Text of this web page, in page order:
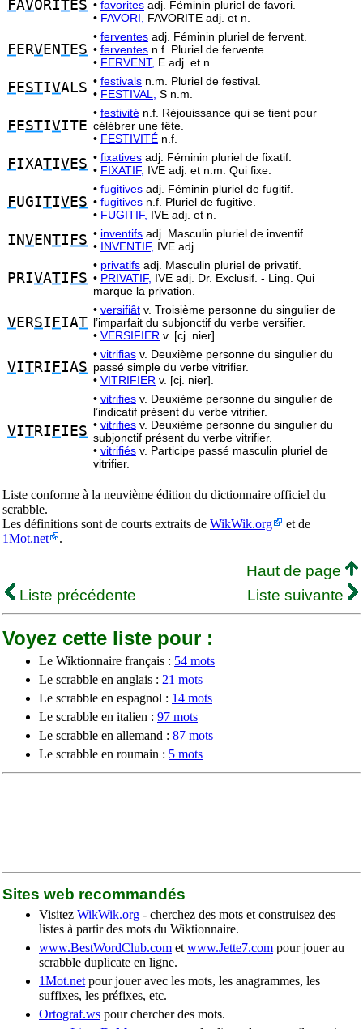
FAVORITES • favorites adj. Féminin pluriel de favori.
• FAVORI, FAVORITE adj. et n.
F ERVENTES
• ferventes adj. Féminin pluriel de fervent.
• ferventes n.f. Pluriel de fervente.
• FERVENT, E adj. et n.
F ESTIVALS • festivals n.m. Pluriel de festival.
• FESTIVAL, S n.m.
F ESTIVITE
• festivité n.f. Réjouissance qui se tient pour
célébrer une fête.
• FESTIVITÉ n.f.
FIXATIVES • fixatives adj. Féminin pluriel de fixatif.
• FIXATIF, IVE adj. et n.m. Qui fixe.
FUGITIVES
• fugitives adj. Féminin pluriel de fugitif.
• fugitives n.f. Pluriel de fugitive.
• FUGITIF, IVE adj. et n.
INVENTI FS • inventifs adj. Masculin pluriel de inventif.
• INVENTIF, IVE adj.
PRIVATI FS
• privatifs adj. Masculin pluriel de privatif.
• PRIVATIF, IVE adj. Dr. Exclusif. - Ling. Qui
marque la privation.
VERSI FIAT
• versifiât v. Troisième personne du singulier de
l’imparfait du subjonctif du verbe versifier.
• VERSIFIER v. [cj. nier].
VITRI FIAS
• vitrifias v. Deuxième personne du singulier du
passé simple du verbe vitrifier.
• VITRIFIER v. [cj. nier].
VITRI FIES
• vitrifies v. Deuxième personne du singulier de
l’indicatif présent du verbe vitrifier.
• vitrifies v. Deuxième personne du singulier du
subjonctif présent du verbe vitrifier.
• vitrifiés v. Participe passé masculin pluriel de
vitrifier.
Liste conforme à la neuvième édition du dictionnaire officiel du
scrabble.
Les définitions sont de courts extraits de WikWik.org
et de
1Mot.net
.
Haut de page
Liste précédente
Liste suivante
Voyez cette liste pour :
Le Wiktionnaire français : 54 mots
Le scrabble en anglais : 21 mots
Le scrabble en espagnol : 14 mots
Le scrabble en italien : 97 mots
Le scrabble en allemand : 87 mots
Le scrabble en roumain : 5 mots
Sites web recommandés
Visitez WikWik.org - cherchez des mots et construisez des
listes à partir des mots du Wiktionnaire.
www.BestWordClub.com et www.Jette7.com pour jouer au
scrabble duplicate en ligne.
1Mot.net pour jouer avec les mots, les anagrammes, les
suffixes, les préfixes, etc.
Ortograf.ws pour chercher des mots.